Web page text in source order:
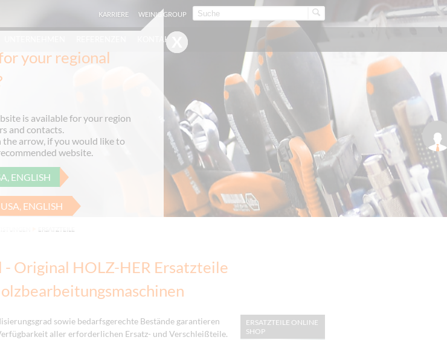
your regional
is available for your region
and contacts.
the arrow, if you would like to
website.
ENGLISH
ENGLISH
KARRIERE WEINIG GROUP
KONTAKT
Original HOLZ-HER Ersatzteile
sowie bedarfsgerechte Bestände garantieren
aller erforderlichen Ersatz- und Verschleißteile.
ERSATZTEILE ONLINE
SHOP